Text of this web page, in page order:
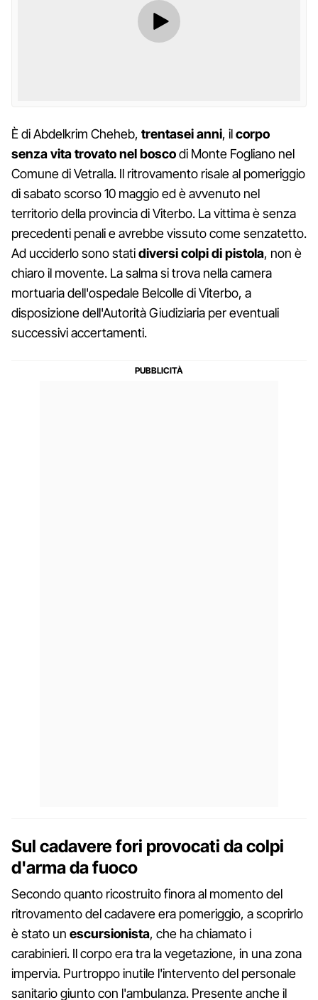
È di Abdelkrim Cheheb, trentasei anni, ilcorpo
senza vita trovato nel boscodi Monte Fogliano nel
Comune di Vetralla. Il ritrovamento risale al pomeriggio
di sabato scorso 10 maggio ed è avvenuto nel
territorio della provincia di Viterbo. La vittima è senza
precedenti penali e avrebbe vissuto come senzatetto.
Ad ucciderlo sono statidiversi colpi di pistola, non è
chiaro il movente. La salma si trova nella camera
mortuaria dell'ospedale Belcolle di Viterbo, a
disposizione dell'Autorità Giudiziaria per eventuali
successivi accertamenti.
Sul cadavere fori provocati da colpi
d'arma da fuoco
Secondo quanto ricostruito finora al momento del
ritrovamento del cadavere era pomeriggio, a scoprirlo
è stato un escursionista, che ha chiamato i
carabinieri. Il corpo era tra la vegetazione, in una zona
impervia. Purtroppo inutile l'intervento del personale
sanitario giunto con l'ambulanza. Presente anche il